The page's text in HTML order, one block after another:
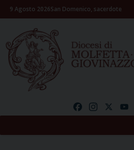
Skip9 Agosto 2026San Domenico, sacerdote
Facebook